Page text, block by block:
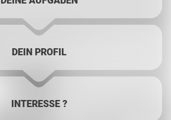
DEIN PROFIL
INTERESSE ?